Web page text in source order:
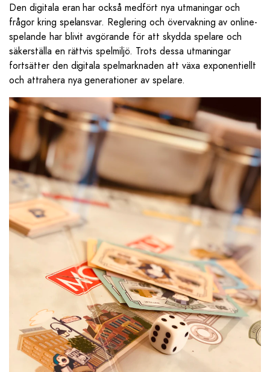
Den digitala eran har också medfört nya utmaningar och
frågor kring spelansvar. Reglering och övervakning av online-
spelande har blivit avgörande för att skydda spelare och
säkerställa en rättvis spelmiljö. Trots dessa utmaningar
fortsätter den digitala spelmarknaden att växa exponentiellt
och attrahera nya generationer av spelare.